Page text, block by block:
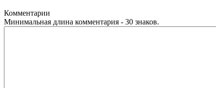
Комментарии
Минимальная длина комментария - 30 знаков.